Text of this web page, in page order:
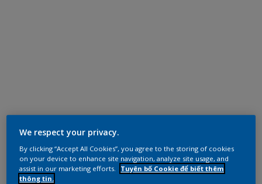
We respect your privacy.
By clicking “Accept All Cookies”, you agree to the storing of cookies
on your device to enhance site navigation, analyze site usage, and
assist in our marketing efforts.
Tuyên bố Cookie để biết thêm
thông tin.